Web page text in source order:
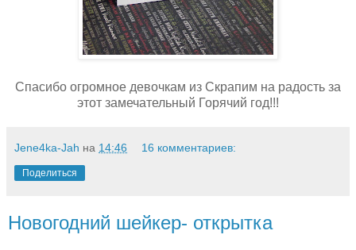
Спасибо огромное девочкам из Скрапим на радость за
этот замечательный Горячий год!!!
Jene4ka-Jah на 14:46 16 комментариев:
Поделиться
Новогодний шейкер- открытка